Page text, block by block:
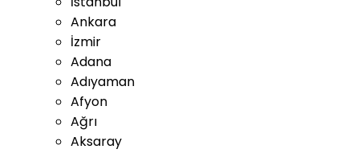
Ankara
İzmir
Adana
Adıyaman
Afyon
Ağrı
Aksaray